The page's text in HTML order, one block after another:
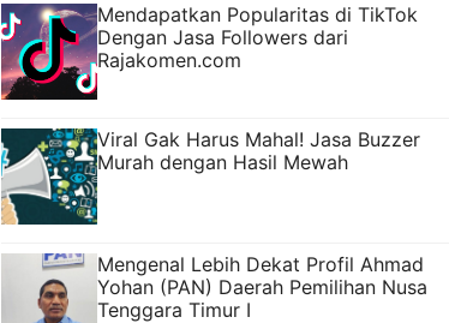
Mendapatkan Popularitas di TikTok
Dengan Jasa Followers dari
Rajakomen.com
Viral Gak Harus Mahal! Jasa Buzzer
Murah dengan Hasil Mewah
Mengenal Lebih Dekat Profil Ahmad
Yohan (PAN) Daerah Pemilihan Nusa
Tenggara Timur I